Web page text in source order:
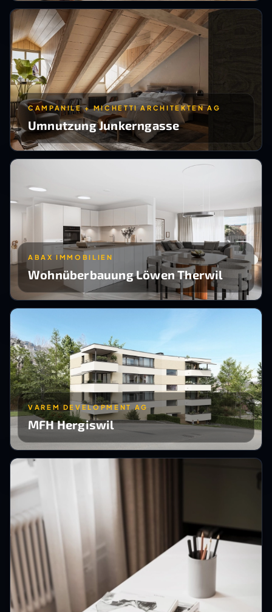
CAMPANILE + MICHETTI ARCHITEKTEN AG
Umnutzung Junkerngasse
ABAX IMMOBILIEN
Wohnüberbauung Löwen Therwil
VAREM DEVELOPMENT AG
MFH Hergiswil